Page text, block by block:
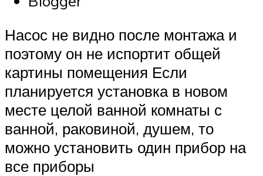
Насос не видно после монтажа и
поэтому он не испортит общей
картины помещения Если
планируется установка в новом
месте целой ванной комнаты с
ванной, раковиной, душем, то
можно установить один прибор на
все приборы